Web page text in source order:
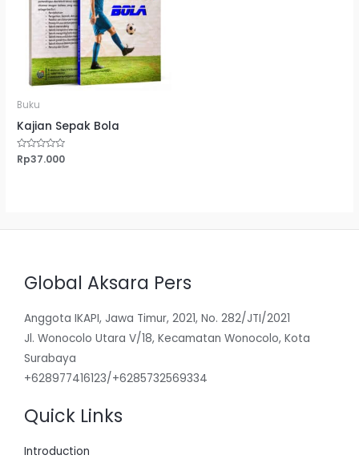
Buku
Kajian Sepak Bola
Dinilai
0
Rp37.000
Global Aksara Pers
Anggota IKAPI, Jawa Timur, 2021, No. 282/JTI/2021
Jl. Wonocolo Utara V/18, Kecamatan Wonocolo, Kota
Surabaya
+628977416123/+6285732569334
Quick Links
Introduction